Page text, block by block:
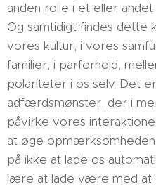
anden rolle i et eller
Og samtidigt findes dette
vores kultur, i vores
familier, i parforhold,
polariteter i os selv. Det
adfærdsmønster, der i
påvirke vores
at øge
på ikke at lade os
lære at lade være med at